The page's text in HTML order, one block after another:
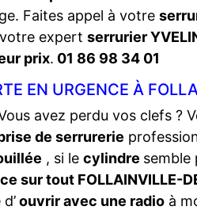
Faites appel à votre
expert serrurier
prix. 01 86 98 34 01
EN URGENCE À
avez perdu vos clefs ?
de serrurerie
, si le cylindre semble
sur tout FOLLAINVILLE-
ouvrir avec une radio à